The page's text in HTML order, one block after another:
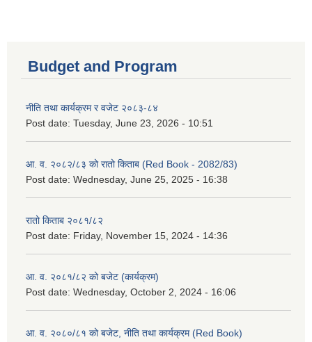
Budget and Program
नीति तथा कार्यक्रम र वजेट २०८३-८४
Post date: Tuesday, June 23, 2026 - 10:51
आ. व. २०८२/८३ को रातो किताब (Red Book - 2082/83)
Post date: Wednesday, June 25, 2025 - 16:38
रातो किताब २०८१/८२
Post date: Friday, November 15, 2024 - 14:36
आ. व. २०८१/८२ को बजेट (कार्यक्रम)
Post date: Wednesday, October 2, 2024 - 16:06
आ. व. २०८०/८१ को बजेट, नीति तथा कार्यक्रम (Red Book)